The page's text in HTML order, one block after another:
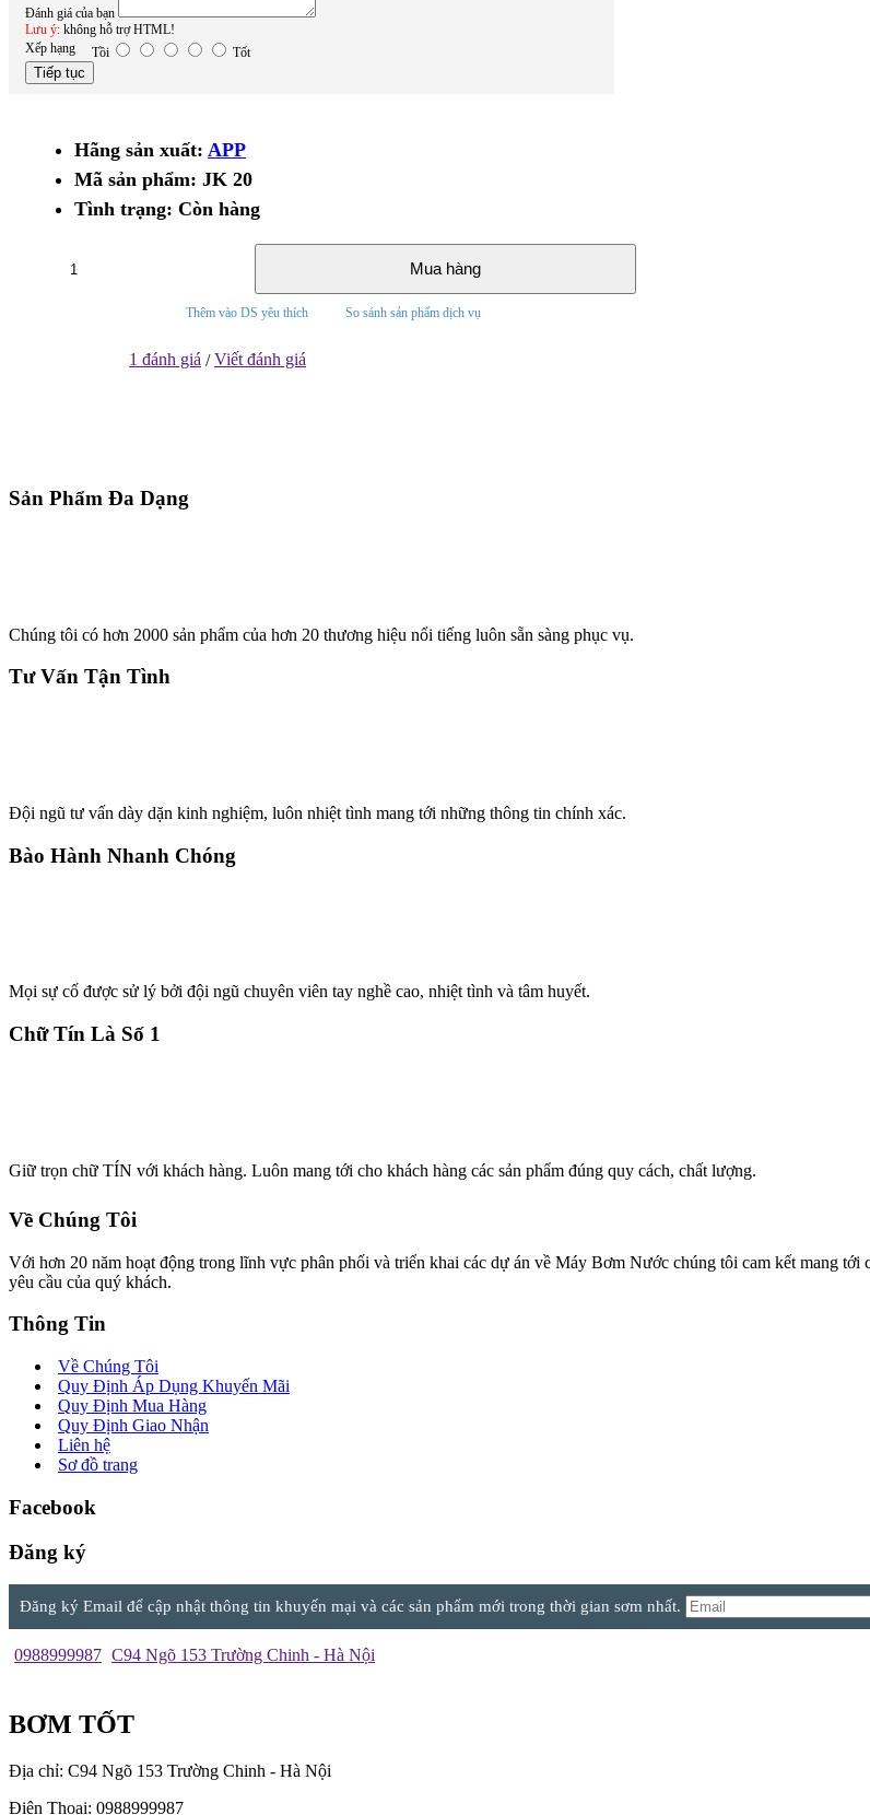
Đánh giá của bạn
Lưu ý: không hỗ trợ HTML!
Xếp hạng Tồi Tốt
Tiếp tục
Hãng sản xuất: APP
Mã sản phẩm: JK 20
Tình trạng: Còn hàng
Mua hàng
Thêm vào DS yêu thích So sánh sản phẩm dịch vụ
1 đánh giá /Viết đánh giá
Sản Phẩm Đa Dạng
Chúng tôi có hơn 2000 sản phẩm của hơn 20 thương hiệu nổi tiếng luôn sẵn sàng phục vụ.
Tư Vấn Tận Tình
Đội ngũ tư vấn dày dặn kinh nghiệm, luôn nhiệt tình mang tới những thông tin chính xác.
Bào Hành Nhanh Chóng
Mọi sự cố được sử lý bởi đội ngũ chuyên viên tay nghề cao, nhiệt tình và tâm huyết.
Chữ Tín Là Số 1
Giữ trọn chữ TÍN với khách hàng. Luôn mang tới cho khách hàng các sản phẩm đúng quy cách, chất lượng.
Về Chúng Tôi
Với hơn 20 năm hoạt động trong lĩnh vực phân phối và triển khai các dự án về Máy Bơm Nước chúng tôi cam kết mang
yêu cầu của quý khách.
Thông Tin
Về Chúng Tôi
Quy Định Áp Dụng Khuyến Mãi
Quy Định Mua Hàng
Quy Định Giao Nhận
Liên hệ
Sơ đồ trang
Facebook
Đăng ký
Đăng ký Email để cập nhật thông tin khuyến mại và các sản phẩm mới trong thời gian sơm nhất.
0988999987 C94 Ngõ 153 Trường Chinh - Hà Nội
BƠM TỐT
Địa chỉ: C94 Ngõ 153 Trường Chinh - Hà Nội
Điện Thoại: 0988999987